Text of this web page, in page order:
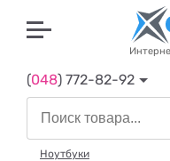
(048) 772-82-92
Ноутбуки